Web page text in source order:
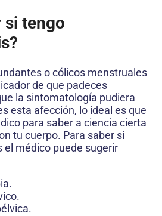
si tengo
o cólicos menstruales
de que padeces
la sintomatología pudiera
esta afección, lo ideal es que
para saber a ciencia cierta
tu cuerpo. Para saber si
médico puede sugerir